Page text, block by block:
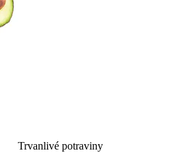
Trvanlivé potraviny